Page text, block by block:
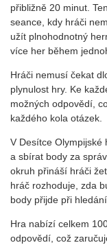
přibližně 20 minut.
seance, kdy hráči
užít plnohodnotný
více her během
Hráči nemusí čekat
plynulost hry. Ke
možných odpovědí,
každého kola otázek.
V Desítce Olympijské
a sbírat body za
okruh přináší hráči
hráč rozhoduje, zda
body přijde při
Hra nabízí celkem
odpovědí, což